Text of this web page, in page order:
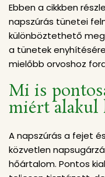
Ebben a cikkben
napszúrás tünetei
különböztethető
a tünetek
mielőbb orvoshoz
Mi is
miért alakul
A napszúrás a fejet
közvetlen
hőártalom. Pontos